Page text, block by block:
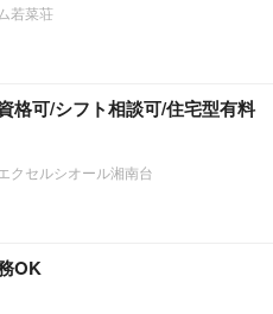
若菜荘
格可/シフト相談可/住宅型有料
クセルシオール湘南台
OK